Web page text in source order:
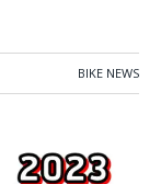
BIKE NEWS